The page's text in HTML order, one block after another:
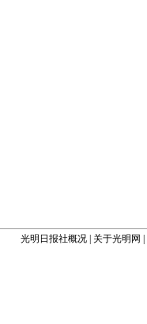
光明日报社概况 关于光明网